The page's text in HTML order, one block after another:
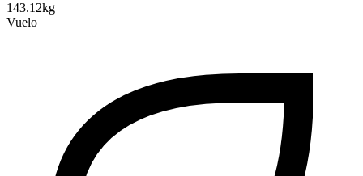
143.12kg
Vuelo